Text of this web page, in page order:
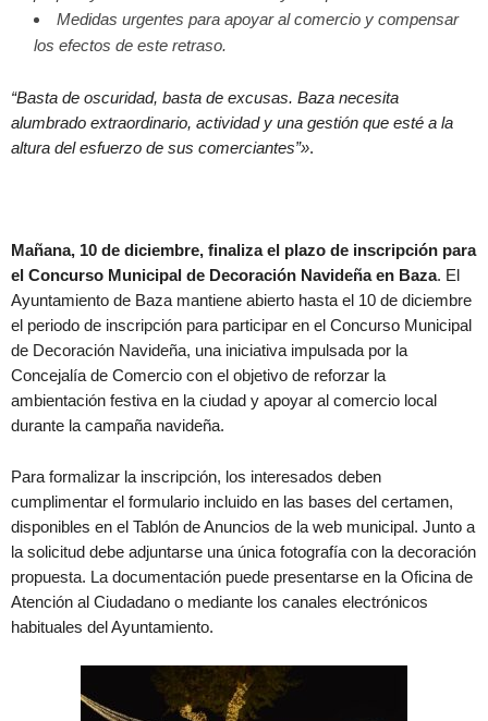
Medidas urgentes para apoyar al comercio y compensar
los efectos de este retraso.
“Basta de oscuridad, basta de excusas. Baza necesita
alumbrado extraordinario, actividad y una gestión que esté a la
altura del esfuerzo de sus comerciantes”».
Mañana, 10 de diciembre, finaliza el plazo de inscripción para
el Concurso Municipal de Decoración Navideña en Baza. El
Ayuntamiento de Baza mantiene abierto hasta el 10 de diciembre
el periodo de inscripción para participar en el Concurso Municipal
de Decoración Navideña, una iniciativa impulsada por la
Concejalía de Comercio con el objetivo de reforzar la
ambientación festiva en la ciudad y apoyar al comercio local
durante la campaña navideña.
Para formalizar la inscripción, los interesados deben
cumplimentar el formulario incluido en las bases del certamen,
disponibles en el Tablón de Anuncios de la web municipal. Junto a
la solicitud debe adjuntarse una única fotografía con la decoración
propuesta. La documentación puede presentarse en la Oficina de
Atención al Ciudadano o mediante los canales electrónicos
habituales del Ayuntamiento.